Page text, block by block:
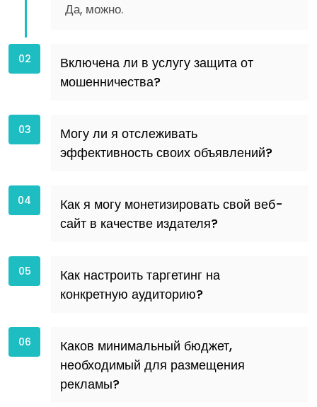
Да, можно.
02
Включена ли в услугу защита от
мошенничества?
03
Могу ли я отслеживать
эффективность своих объявлений?
04
Как я могу монетизировать свой веб-
сайт в качестве издателя?
05
Как настроить таргетинг на
конкретную аудиторию?
06
Каков минимальный бюджет,
необходимый для размещения
рекламы?